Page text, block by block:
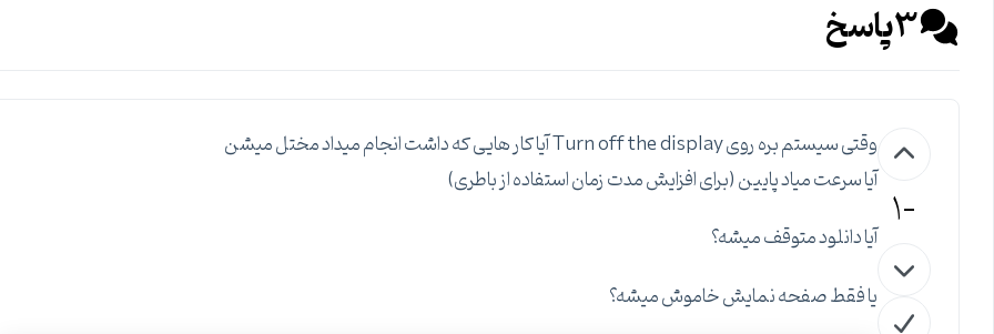
3پاسخ
-1
وقتی سیستم بره روی Turn off the display آیا کار هایی که داشت انجام میداد مختل میشن
آیا سرعت میاد پایین (برای افزایش مدت زمان استفاده از باطری)
آیا دانلود متوقف میشه؟
یا فقط صفحه نمایش خاموش میشه؟